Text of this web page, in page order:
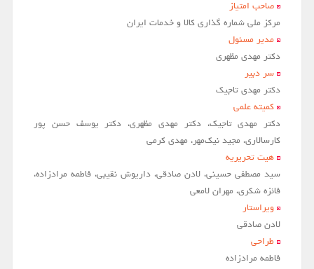
صاحب امتياز
مركز ملي شماره گذاري كالا و خدمات ايران
مدير مسئول
دکتر مهدی مظهری
سر دبير
دکتر مهدی تاجیک
کمیته علمی
دکتر مهدی تاجیک، دکتر مهدی مظهری، دکتر یوسف حسن پور
کارسالاری، مجید نیک‌مهر، مهدی کرمی
هیت تحریریه
سید مصطفی حسینی، لادن صادقی، داریوش نقیبی، فاطمه مرادزاده،
فائزه شکری، مهران لامعی
ویراستار
لادن صادقي
طراحی
فاطمه مرادزاده